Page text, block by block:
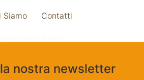
Siamo Contatti
nostra newsletter